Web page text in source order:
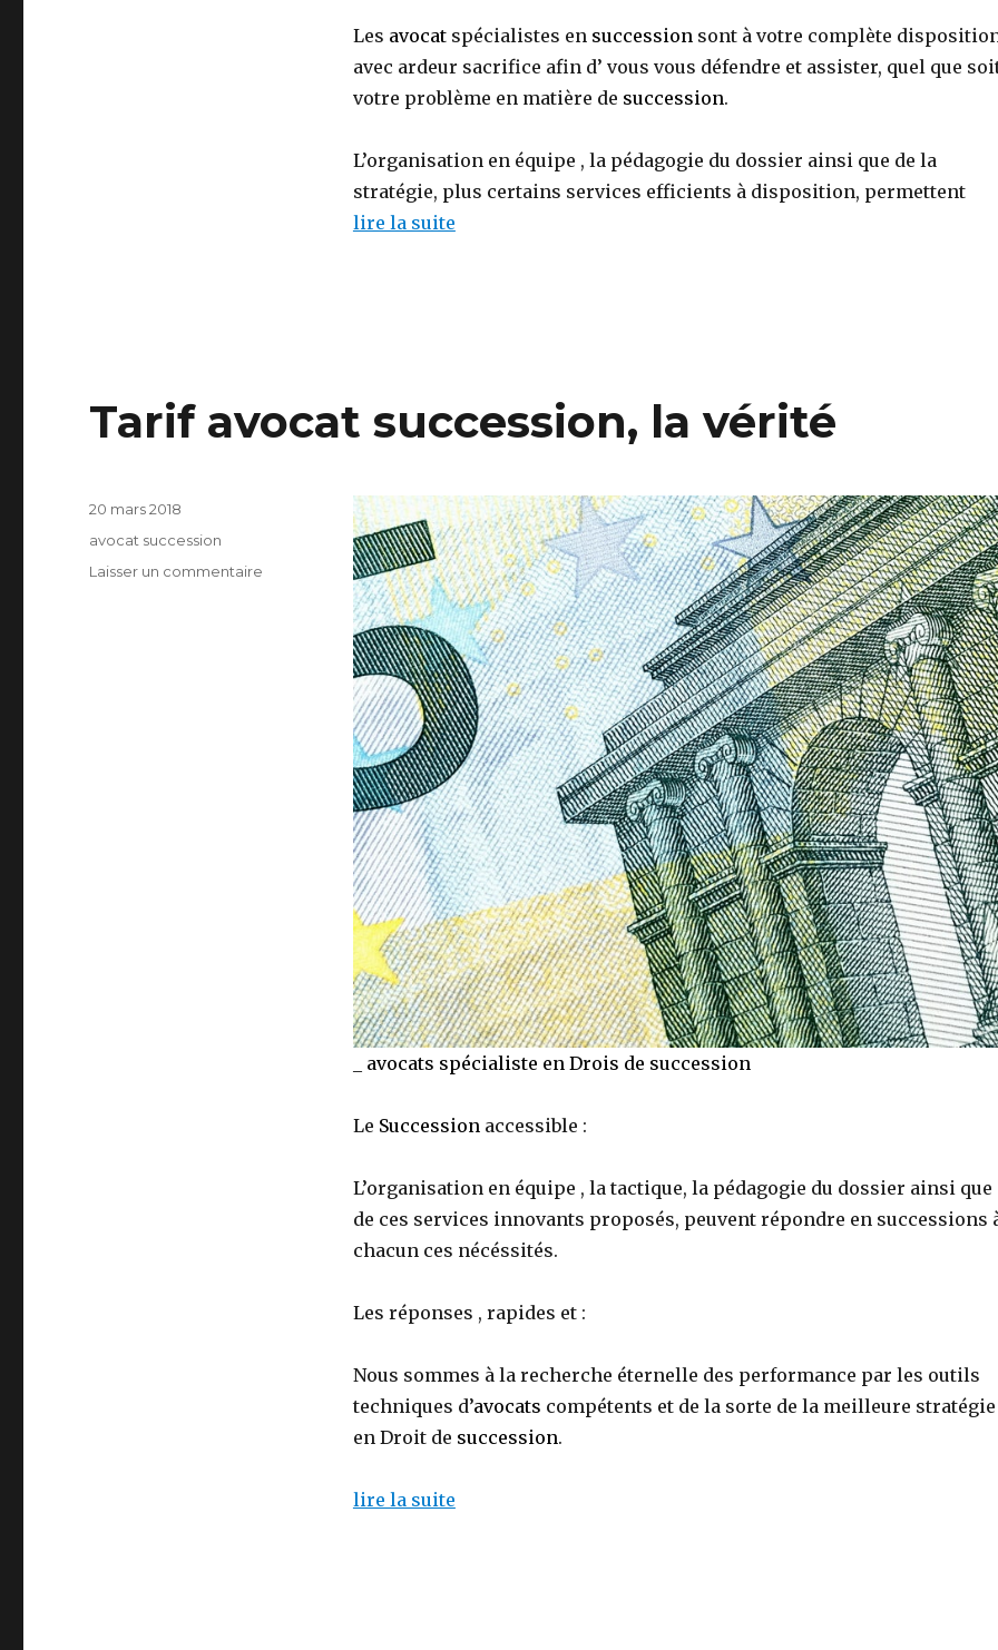
Les avocatspécialistes en succession sont à votre complète
avec ardeur sacrifice afin d’ vous vous défendre et assister, quel que
votre problème en matière de succession.
L’organisation en équipe , la pédagogie du dossier ainsi que de la
stratégie, plus certains services efficients à disposition, permettent
lire la suite
Tarif avocat succession, la vérité
avocats spécialiste en Drois de succession
Le Succession accessible :
L’organisation en équipe , la tactique, la pédagogie du dossier ainsi que
de ces services innovants proposés, peuvent répondre en successions
chacun ces nécéssités.
Les réponses , rapides et :
Nous sommes à la recherche éternelle des performance par les outils
techniques d’avocats compétents et de la sorte de la meilleure stratégie
en Droit de succession.
lire la suite
Publié
20 mars 2018
Catégories
avocat succession
Laisser un commentaire